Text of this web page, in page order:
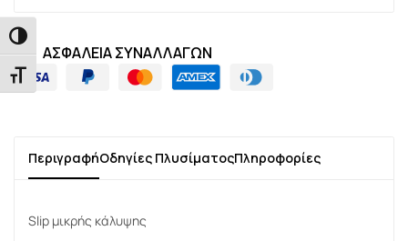
Εναλλαγή Υψηλής Αντίθεσης
Εναλλαγή Μεγέθους Γραμμάτων
ΑΣΦΑΛΕΙΑ ΣΥΝΑΛΛΑΓΩΝ
ΠεριγραφήΟδηγίες ΠλυσίματοςΠληροφορίες
Slip μικρής κάλυψης